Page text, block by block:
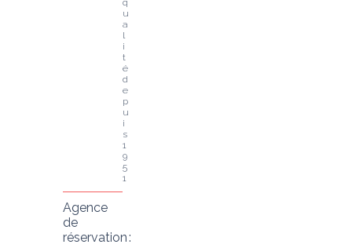
q
u
a
l
i
t
é
d
e
p
u
i
s
1
9
5
1
Agence
de
réservation :